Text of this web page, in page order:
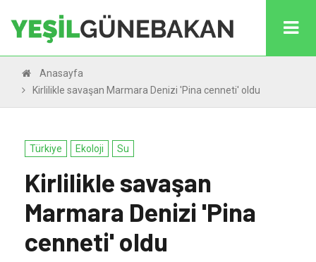
Anasayfa
Kirlilikle savaşan Marmara Denizi 'Pina cenneti' oldu
Türkiye Ekoloji Su
Kirlilikle savaşan
Marmara Denizi 'Pina
cenneti' oldu